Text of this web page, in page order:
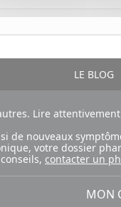
LE BLOG
Lire
de nouveaux
votre dossier
contacter un
MON